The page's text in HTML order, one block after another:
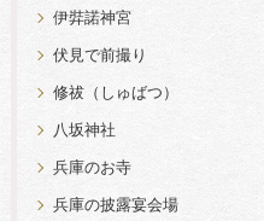
伊弉諾神宮
伏見で前撮り
修祓（しゅばつ）
八坂神社
兵庫のお寺
兵庫の披露宴会場